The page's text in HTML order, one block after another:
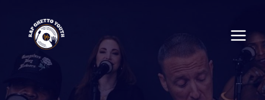
content